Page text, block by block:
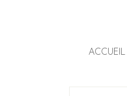
ACCUEIL